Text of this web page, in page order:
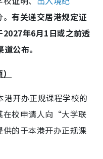
。有关递交居港规定证
年6月1日或之前透
公布。
港开办正规课程学校的
在校申请人向“大学联
的于本港开办正规课